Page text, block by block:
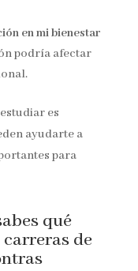
en mi bienestar
podría afectar
es
ayudarte a
para
qué
de